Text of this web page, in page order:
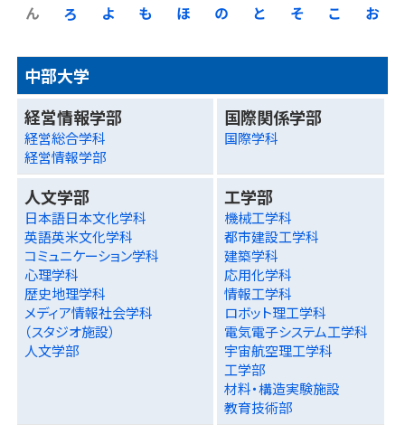
お
こ
そ
と
の
ほ
も
よ
ろ
ん
中部大学
経営情報学部
経営総合学科
経営情報学部
国際関係学部
国際学科
人文学部
日本語日本文化学科
英語英米文化学科
コミュニケーション学科
心理学科
歴史地理学科
メディア情報社会学科
（スタジオ施設）
人文学部
工学部
機械工学科
都市建設工学科
建築学科
応用化学科
情報工学科
ロボット理工学科
電気電子システム工学科
宇宙航空理工学科
工学部
材料・構造実験施設
教育技術部